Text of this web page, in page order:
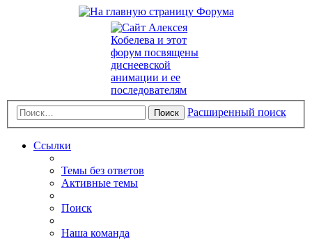
Поиск Расширенный поиск
Ссылки
Темы без ответов
Активные темы
Поиск
Наша команда